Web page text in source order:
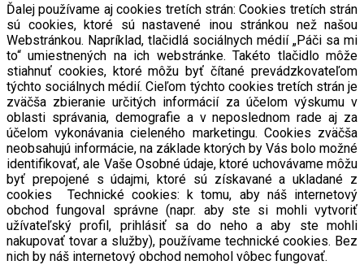
Ďalej používame aj cookies tretích strán: Cookies tretích strán
sú cookies, ktoré sú nastavené inou stránkou než našou
Webstránkou. Napríklad, tlačidlá sociálnych médií „Páči sa mi
to“ umiestnených na ich webstránke. Takéto tlačidlo môže
stiahnuť cookies, ktoré môžu byť čítané prevádzkovateľom
týchto sociálnych médií. Cieľom týchto cookies tretích strán je
zväčša zbieranie určitých informácií za účelom výskumu v
oblasti správania, demografie a v neposlednom rade aj za
účelom vykonávania cieleného marketingu. Cookies zväčša
neobsahujú informácie, na základe ktorých by Vás bolo možné
identifikovať, ale Vaše Osobné údaje, ktoré uchovávame môžu
byť prepojené s údajmi, ktoré sú získavané a ukladané z
cookies Technické cookies: k tomu, aby náš internetový
obchod fungoval správne (napr. aby ste si mohli vytvoriť
užívateľský profil, prihlásiť sa do neho a aby ste mohli
nakupovať tovar a služby), používame technické cookies. Bez
nich by náš internetový obchod nemohol vôbec fungovať.